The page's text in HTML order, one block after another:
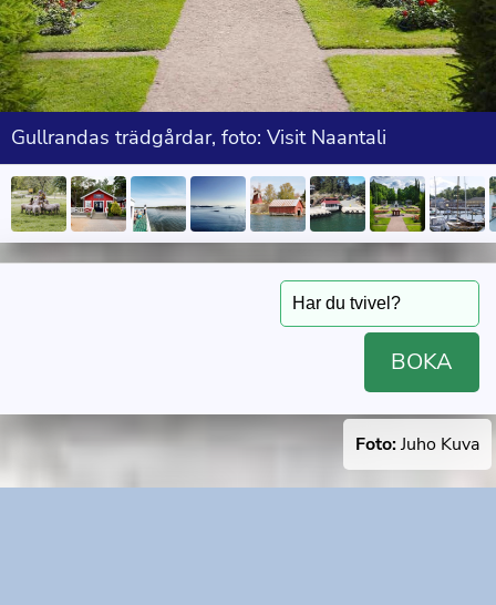
Gullrandas trädgårdar, foto: Visit Naantali
BOKA
Foto:Juho Kuva